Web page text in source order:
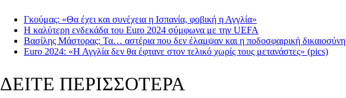
Γκούμας: «Θα έχει και συνέχεια η Ισπανία, φοβική η Αγγλία»
Η καλύτερη ενδεκάδα του Euro 2024 σύμφωνα με την UEFA
Βασίλης Μάστορας: Τα… αστέρια που δεν έλαμψαν και η ποδοσφαιρική δικαιοσύνη
Euro 2024: «Η Αγγλία δεν θα έφτανε στον τελικό χωρίς τους μετανάστες» (pics)
ΔΕΙΤΕ ΠΕΡΙΣΣΟΤΕΡΑ